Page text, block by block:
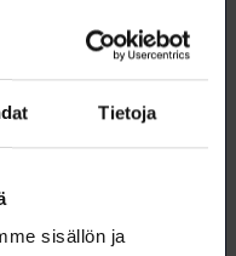
Tietoja
sisällön ja